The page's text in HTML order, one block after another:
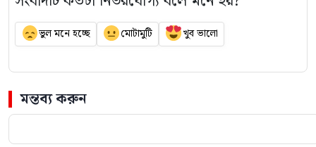
ভুল মনে হচ্ছে মোটামুটি খুব ভালো
মন্তব্য করুন